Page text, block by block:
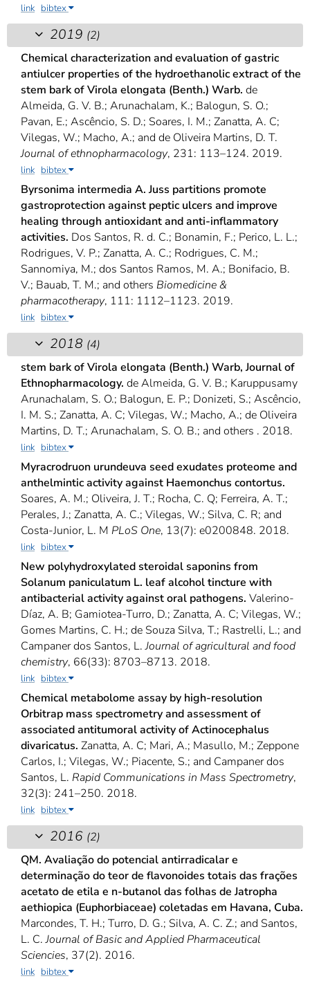
link bibtex
2019 (2)
Chemical characterization and evaluation of gastric
antiulcer properties of the hydroethanolic extract of the
stem bark of Virola elongata (Benth.) Warb. de
Almeida, G. V. B.; Arunachalam, K.; Balogun, S. O.;
Pavan, E.; Ascêncio, S. D.; Soares, I. M.; Zanatta, A. C;
Vilegas, W.; Macho, A.; and de Oliveira Martins, D. T.
Journal of ethnopharmacology, 231: 113–124. 2019.
link bibtex
Byrsonima intermedia A. Juss partitions promote
gastroprotection against peptic ulcers and improve
healing through antioxidant and anti-inflammatory
activities. Dos Santos, R. d. C.; Bonamin, F.; Perico, L. L.;
Rodrigues, V. P.; Zanatta, A. C.; Rodrigues, C. M.;
Sannomiya, M.; dos Santos Ramos, M. A.; Bonifacio, B.
V.; Bauab, T. M.; and others Biomedicine &
pharmacotherapy, 111: 1112–1123. 2019.
link bibtex
2018 (4)
stem bark of Virola elongata (Benth.) Warb, Journal of
Ethnopharmacology. de Almeida, G. V. B.; Karuppusamy
Arunachalam, S. O.; Balogun, E. P.; Donizeti, S.; Ascêncio,
I. M. S.; Zanatta, A. C; Vilegas, W.; Macho, A.; de Oliveira
Martins, D. T.; Arunachalam, S. O. B.; and others . 2018.
link bibtex
Myracrodruon urundeuva seed exudates proteome and
anthelmintic activity against Haemonchus contortus.
Soares, A. M.; Oliveira, J. T.; Rocha, C. Q; Ferreira, A. T.;
Perales, J.; Zanatta, A. C.; Vilegas, W.; Silva, C. R; and
Costa-Junior, L. M PLoS One, 13(7): e0200848. 2018.
link bibtex
New polyhydroxylated steroidal saponins from
Solanum paniculatum L. leaf alcohol tincture with
antibacterial activity against oral pathogens. Valerino-
Díaz, A. B; Gamiotea-Turro, D.; Zanatta, A. C; Vilegas, W.;
Gomes Martins, C. H.; de Souza Silva, T.; Rastrelli, L.; and
Campaner dos Santos, L.Journal of agricultural and food
chemistry, 66(33): 8703–8713. 2018.
link bibtex
Chemical metabolome assay by high-resolution
Orbitrap mass spectrometry and assessment of
associated antitumoral activity of Actinocephalus
divaricatus. Zanatta, A. C; Mari, A.; Masullo, M.; Zeppone
Carlos, I.; Vilegas, W.; Piacente, S.; and Campaner dos
Santos, L. Rapid Communications in Mass Spectrometry,
32(3): 241–250. 2018.
link bibtex
2016 (2)
QM. Avaliação do potencial antirradicalar e
determinação do teor de flavonoides totais das frações
acetato de etila e n-butanol das folhas de Jatropha
aethiopica (Euphorbiaceae) coletadas em Havana, Cuba.
Marcondes, T. H.; Turro, D. G.; Silva, A. C. Z.; and Santos,
L. C.Journal of Basic and Applied Pharmaceutical
Sciencies, 37(2). 2016.
link bibtex